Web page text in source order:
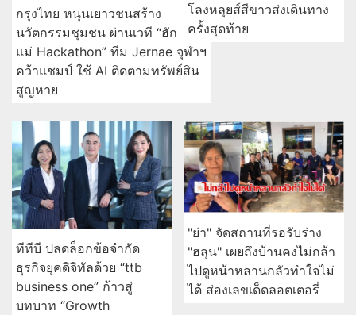
กรุงไทย หนุนเยาวชนสร้าง
นวัตกรรมชุมชน ผ่านเวที “ฮัก
แม่ Hackathon” ทีม Jernae จุฬาฯ
คว้าแชมป์ ใช้ AI ติดตามทรัพย์สิน
สูญหาย
โลงหลุยส์สีขาวส่งเดินทาง
ครั้งสุดท้าย
ทีทีบี ปลดล็อกข้อจำกัด
ธุรกิจยุคดิจิทัลด้วย “ttb
business one” ก้าวสู่
บทบาท “Growth
"ย่า" จัดสถานที่รอรับร่าง
"ฮลุน" เผยถึงบ้านคงไม่กล้า
ไปดูหน้าหลานกลัวทำใจไม่
ได้ ส่องเลขเด็ดลอตเตอรี่